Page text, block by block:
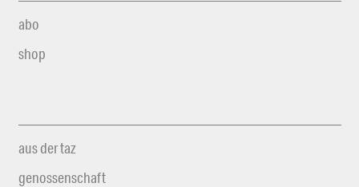
abo
shop
aus der taz
genossenschaft